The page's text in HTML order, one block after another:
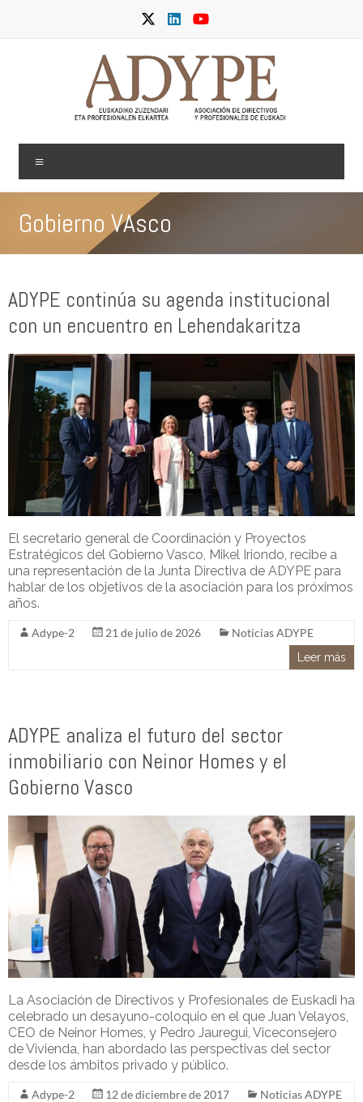
ADYPE
Gobierno VAsco
ADYPE continúa su agenda institucional
con un encuentro en Lehendakaritza
El secretario general de Coordinación y Proyectos
Estratégicos del Gobierno Vasco, Mikel Iriondo, recibe a
una representación de la Junta Directiva de ADYPE para
hablar de los objetivos de la asociación para los próximos
años.
Adype-2 21 de julio de 2026 Noticias ADYPE
Leer más
ADYPE analiza el futuro del sector
inmobiliario con Neinor Homes y el
Gobierno Vasco
La Asociación de Directivos y Profesionales de Euskadi ha
celebrado un desayuno-coloquio en el que Juan Velayos,
CEO de Neinor Homes, y Pedro Jauregui, Viceconsejero
de Vivienda, han abordado las perspectivas del sector
desde los ámbitos privado y público.
Adype-2 12 de diciembre de 2017 Noticias ADYPE